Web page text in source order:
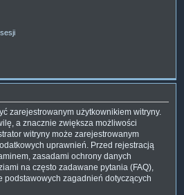
zarejestrowanym użytkownikiem witryny.
a znacznie zwiększa możliwości
witryny może zarejestrowanym
uprawnień. Przed rejestracją
zasadami ochrony danych
na często zadawane pytania (FAQ),
podstawowych zagadnień dotyczących